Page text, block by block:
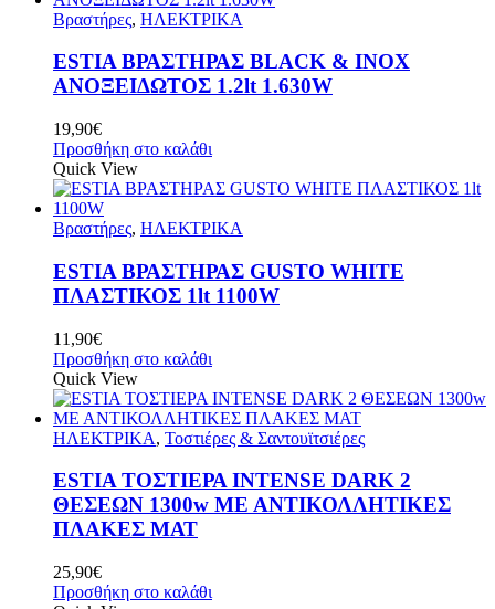
Βραστήρες, ΗΛΕΚΤΡΙΚΑ
ESTIA ΒΡΑΣΤΗΡΑΣ BLACK & INOX
ΑΝΟΞΕΙΔΩΤΟΣ 1.2lt 1.630W
19,90€
Προσθήκη στο καλάθι
Quick View
Βραστήρες, ΗΛΕΚΤΡΙΚΑ
ESTIA ΒΡΑΣΤΗΡΑΣ GUSTO WHITE
ΠΛΑΣΤΙΚΟΣ 1lt 1100W
11,90€
Προσθήκη στο καλάθι
Quick View
ΗΛΕΚΤΡΙΚΑ, Τοστιέρες & Σαντουϊτσιέρες
ESTIA ΤΟΣΤΙΕΡΑ INTENSE DARK 2
ΘΕΣΕΩΝ 1300w ΜΕ ΑΝΤΙΚΟΛΛΗΤΙΚΕΣ
ΠΛΑΚΕΣ ΜΑΤ
25,90€
Προσθήκη στο καλάθι